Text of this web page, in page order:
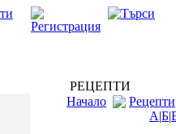
РЕЦЕПТИ
Начало
Рецепти
А|Б|